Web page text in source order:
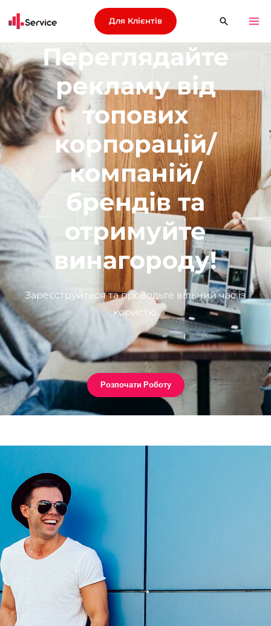
Для Клієнтів
Переглядайте
рекламу від
топових
корпорацій/
компаній/
брендів та
отримуйте
винагороду!
Зареєструйтеся та проводьте вільний час із
користю.
Розпочати Роботу